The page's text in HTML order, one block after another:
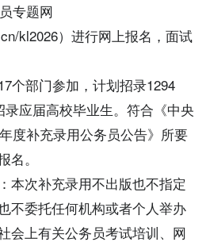
业 VR
专题网
kl2026）进行网上报名，面试
个部门参加，计划招录1294
录应届高校毕业生。符合《中央
度补充录用公务员公告》所要
。
本次补充录用不出版也不指定
不委托任何机构或者个人举办
会上有关公务员考试培训、网